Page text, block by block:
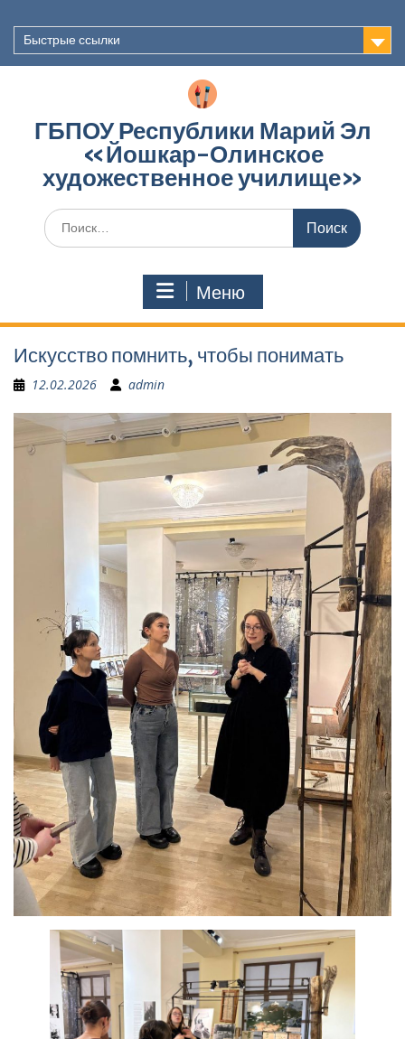
содержимому
Быстрые ссылки
ГБПОУ Республики Марий Эл
«Йошкар-Олинское
художественное училище»
Поиск
по:
Меню
Искусство помнить, чтобы понимать
12.02.2026 admin